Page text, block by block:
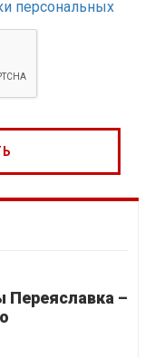
персональных
–